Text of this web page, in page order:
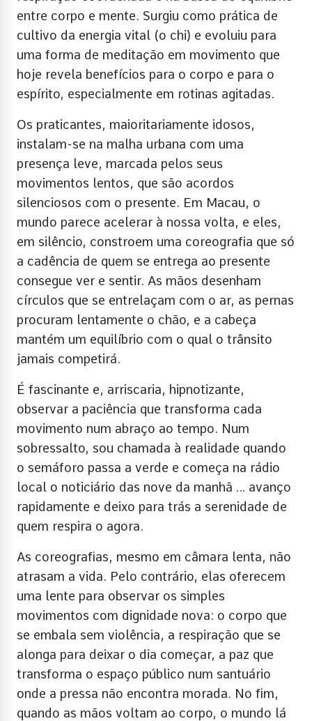
entre corpo e mente. Surgiu como prática de
cultivo da energia vital (o chi) e evoluiu para
uma forma de meditação em movimento que
hoje revela benefícios para o corpo e para o
espírito, especialmente em rotinas agitadas.
Os praticantes, maioritariamente idosos,
instalam-se na malha urbana com uma
presença leve, marcada pelos seus
movimentos lentos, que são acordos
silenciosos com o presente. Em Macau, o
mundo parece acelerar à nossa volta, e eles,
em silêncio, constroem uma coreografia que só
a cadência de quem se entrega ao presente
consegue ver e sentir. As mãos desenham
círculos que se entrelaçam com o ar, as pernas
procuram lentamente o chão, e a cabeça
mantém um equilíbrio com o qual o trânsito
jamais competirá.
É fascinante e, arriscaria, hipnotizante,
observar a paciência que transforma cada
movimento num abraço ao tempo. Num
sobressalto, sou chamada à realidade quando
o semáforo passa a verde e começa na rádio
local o noticiário das nove da manhã … avanço
rapidamente e deixo para trás a serenidade de
quem respira o agora.
As coreografias, mesmo em câmara lenta, não
atrasam a vida. Pelo contrário, elas oferecem
uma lente para observar os simples
movimentos com dignidade nova: o corpo que
se embala sem violência, a respiração que se
alonga para deixar o dia começar, a paz que
transforma o espaço público num santuário
onde a pressa não encontra morada. No fim,
quando as mãos voltam ao corpo, o mundo lá